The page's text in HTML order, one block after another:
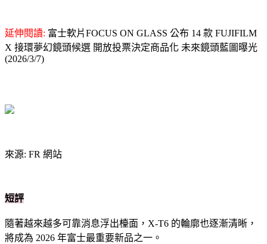
延伸閱讀: 富士軟片FOCUS ON GLASS 公布 14 款 FUJIFILM
X 接環夢幻鏡頭候選 開放投票決定商品化 未來鏡頭藍圖曝光
(2026/3/7)
來源: FR 網站
短評
隨著越來越多可靠消息浮出檯面，X-T6 的輪廓也逐漸清晰，
將成為 2026 年富士最重要新品之一。